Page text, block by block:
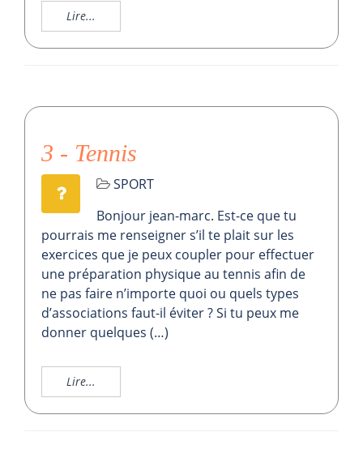
Lire...
3 - Tennis
SPORT
Bonjour jean-marc. Est-ce que tu
pourrais me renseigner s’il te plait sur les
exercices que je peux coupler pour effectuer
une préparation physique au tennis afin de
ne pas faire n’importe quoi ou quels types
d’associations faut-il éviter ? Si tu peux me
donner quelques (…)
Lire...